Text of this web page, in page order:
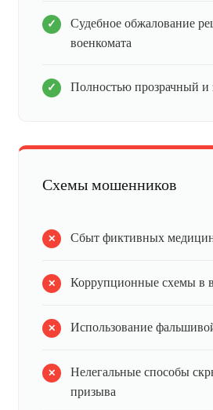
Судебное обжалование
военкомата
Полностью прозрачный и
Схемы мошенников
Сбыт фиктивных
Коррупционные схемы в
Использование
Нелегальные способы
призыва